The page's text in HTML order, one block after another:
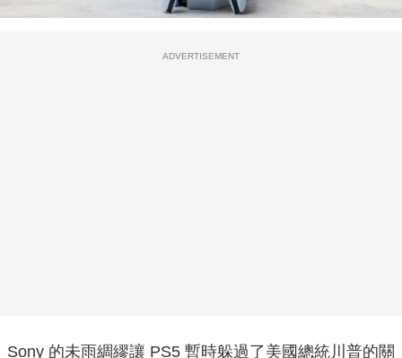
ADVERTISEMENT
Sony 的未雨綢繆讓 PS5 暫時躲過了美國總統川普的關